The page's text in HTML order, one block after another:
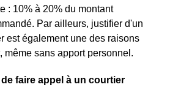
: 10% à 20% du montant
Par ailleurs, justifier d'un
est également une des raisons
même sans apport personnel.
faire appel à un courtier